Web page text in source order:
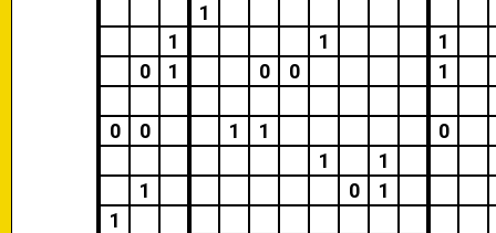
1
1
1
1
0
1 0 0 1
0 0 1 1
0
1
1
1
0
1
1